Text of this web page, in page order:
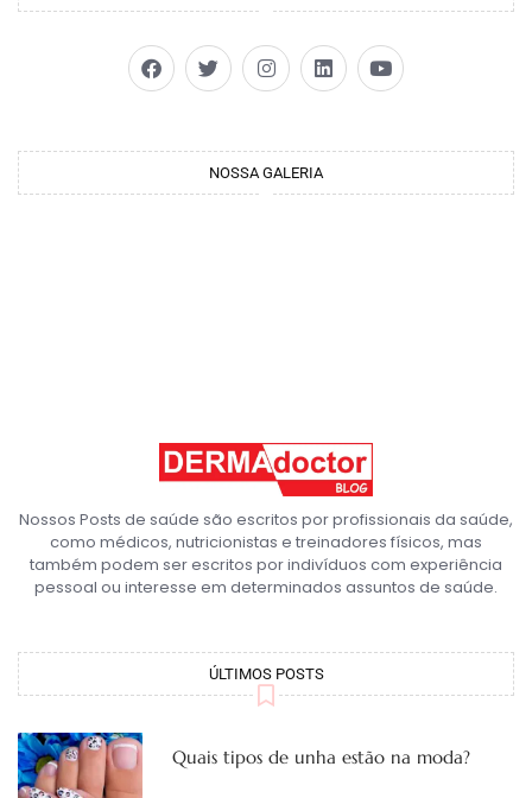
NOSSA GALERIA
Nossos Posts de saúde são escritos por profissionais da saúde,
como médicos, nutricionistas e treinadores físicos, mas
também podem ser escritos por indivíduos com experiência
pessoal ou interesse em determinados assuntos de saúde.
ÚLTIMOS POSTS
Quais tipos de unha estão na moda?